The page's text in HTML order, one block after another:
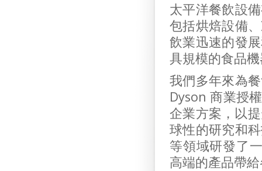
太平洋餐飲設
包括烘焙設備
飲業迅速的發
具規模的食品
我們多年來為
Dyson 商業授
企業方案，以
球性的研究和
等領域研發了
高端的產品帶